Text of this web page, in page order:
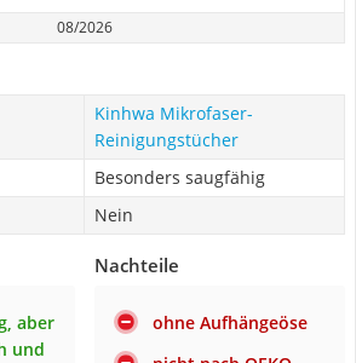
08/2026
Kinhwa Mikrofaser-
Reinigungstücher
Besonders saugfähig
Nein
aber
und
Nachteile
ohne Aufhängeöse